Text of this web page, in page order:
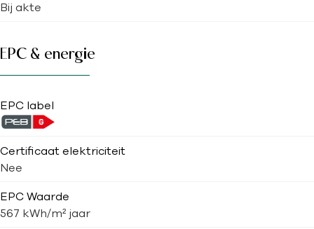
Bij akte
EPC & energie
EPC label
Certificaat elektriciteit
Nee
EPC Waarde
567 kWh/m² jaar